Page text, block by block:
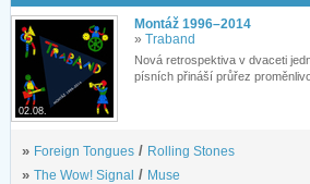
02.08.
Montáž 1996–2014
» Traband
Nová retrospektiva v dvaceti
písních přináší průřez
» Foreign Tongues / Rolling Stones
» The Wow! Signal / Muse